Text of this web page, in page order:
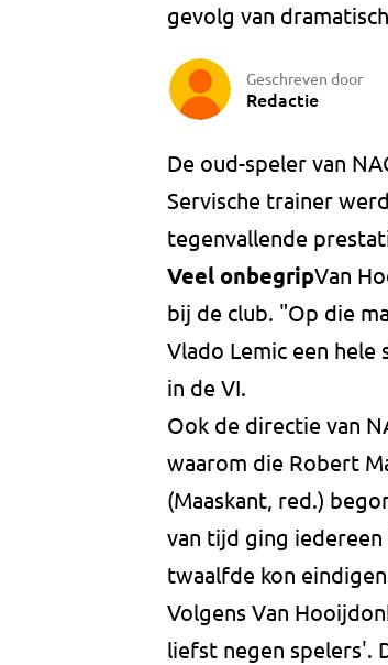
gevolg van
Geschreven door
Redactie
De oud-speler van
Servische trainer
tegenvallende
Veel onbegripVan
bij de club. "Op die
Vlado Lemic een
in de VI.
Ook de directie van
waarom die Robert
(Maaskant, red.)
van tijd ging
twaalfde kon
Volgens Van
liefst negen spelers'.